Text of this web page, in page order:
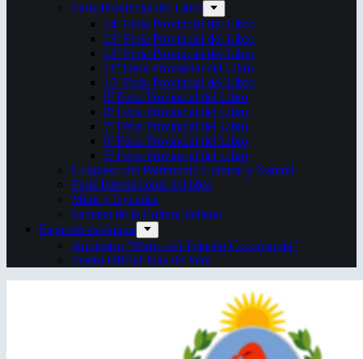
Feria Provincial del Libro
14ª Feria Provincial del Libro
13ª Feria Provincial del Libro
12ª Feria Provincial del Libro
11ª Feria Provincial del Libro
10ª Feria Provincial del Libro
9ª Feria Provincial del Libro
8ª Feria Provincial del Libro
7ª Feria Provincial del Libro
6ª Feria Provincial del Libro
5ª Feria Provincial del Libro
Congreso del Patrimonio Cultural y Natural
Feria Internacional del libro
Mitos y leyendas
Semana de la Cultura Italiana
Espacios escénicos
Anfiteatro “Mario del Tránsito Cocomarola”
Teatro Oficial Juan de Vera